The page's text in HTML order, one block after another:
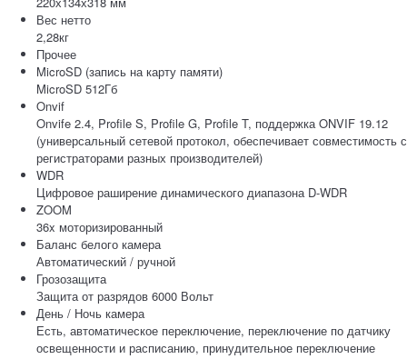
Вес нетто
2,28кг
Прочее
MicroSD (запись на карту памяти)
MicroSD 512Гб
Onvif
Onvife 2.4, Profile S, Profile G, Profile T, поддержка ONVIF 19.12
(универсальный сетевой протокол, обеспечивает совместимость с
регистраторами разных производителей)
WDR
Цифровое раширение динамического диапазона D-WDR
ZOOM
36x моторизированный
Баланс белого камера
Автоматический / ручной
Грозозащита
Защита от разрядов 6000 Вольт
День / Ночь камера
Есть, автоматическое переключение, переключение по датчику
освещенности и расписанию, принудительное переключение